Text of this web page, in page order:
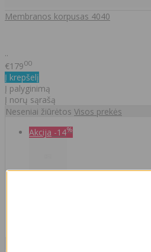
Membranos korpusas 4040
..
€17900
Į krepšelį
Į palyginimą
Į norų sąrašą
Neseniai žiūrėtos Visos prekės
Akcija -14%